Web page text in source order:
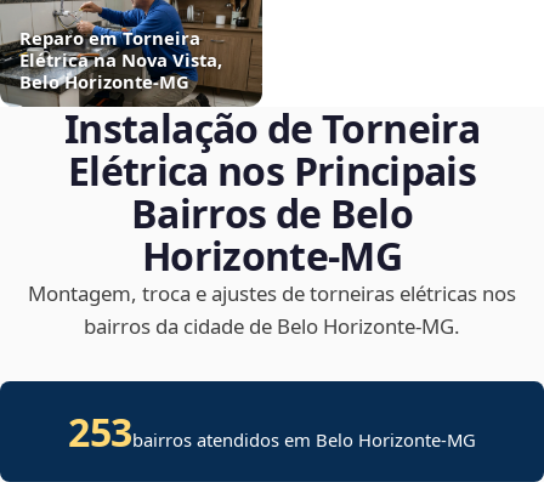
Reparo em Torneira
Elétrica na Nova Vista,
Belo Horizonte‑MG
Instalação de Torneira
Elétrica nos Principais
Bairros de Belo
Horizonte‑MG
Montagem, troca e ajustes de torneiras elétricas nos
bairros da cidade de Belo Horizonte‑MG.
253bairros atendidos em Belo Horizonte-MG